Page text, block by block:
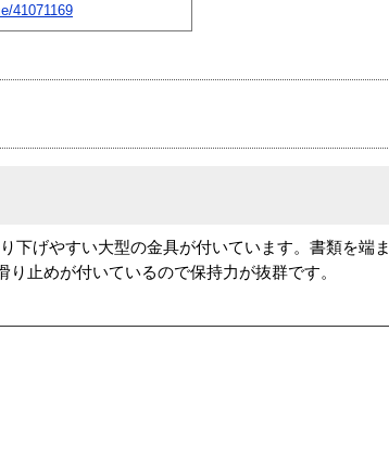
41071169
下げやすい大型の金具が付いています。書類を端ま
止めが付いているので保持力が抜群です。